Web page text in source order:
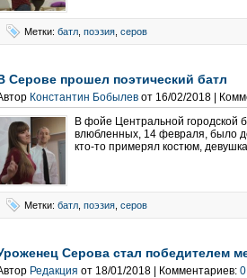
Метки: батл поэзия серов
Серове прошел поэтический батл
Константин Бобылев от 16/02/2018 |
В фойе Центральной городской
влюбленных, 14 февраля, было
кто-то примерял костюм,
Метки: батл поэзия серов
Серова стал победителем
Редакция от 18/01/2018 | Комментариев: 0